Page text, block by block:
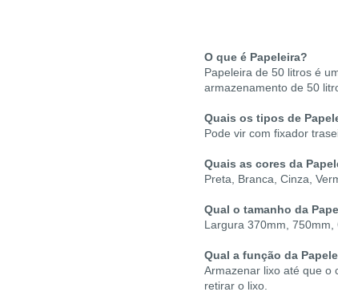
O que é Papeleira?
Papeleira de 50 litros é
armazenamento de 50
Quais os tipos de
Pode vir com fixador
Quais as cores da
Preta, Branca, Cinza,
Qual o tamanho da
Largura 370mm,
Qual a função da
Armazenar lixo até que o
retirar o lixo.